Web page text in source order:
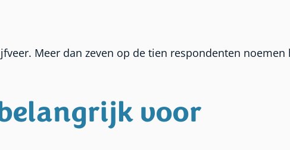
Meer dan zeven op de tien respondenten noemen
voor